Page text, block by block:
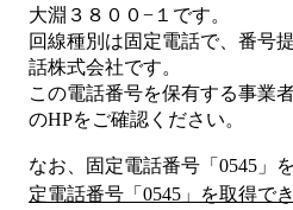
大淵３８００−１ です。
回線種別は固定電話で、番号
話株式会社です。
この電話番号を保有する事業
のHPをご確認ください。
なお、固定電話番号「 0545 」
定電話番号「 0545 」を取得で